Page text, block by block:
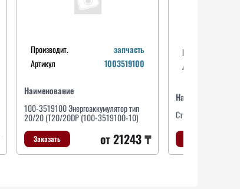
Производит.
запчасть
Артикул
1003519100
Наименование
100-3519100 Энергоаккумулятор тип
20/20 (Т20/20DP (100-3519100-10)
Заказать от 21243 ₸
Производит.
Артикул
Наименование
Ступица задн.